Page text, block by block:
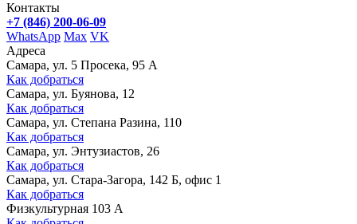
Контакты
+7 (846) 200-06-09
WhatsApp Max VK
Адреса
Самара, ул. 5 Просека, 95 А
Как добраться
Самара, ул. Буянова, 12
Как добраться
Самара, ул. Степана Разина, 110
Как добраться
Самара, ул. Энтузиастов, 26
Как добраться
Самара, ул. Стара-Загора, 142 Б, офис 1
Как добраться
Физкультурная 103 А